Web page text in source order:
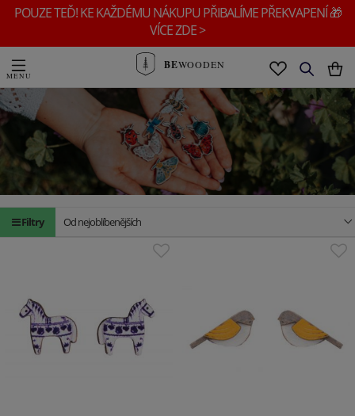
POUZE TEĎ! KE KAŽDÉMU NÁKUPU PŘIBALÍME PŘEKVAPENÍ 🎁
VÍCE ZDE >
BEWOODEN
Jaro plné barev a radosti – objevte kolekci pro
...
Filtry Od nejoblíbenějších